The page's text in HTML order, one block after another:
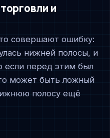
и
совершают ошибку:
нижней полосы, и
если перед этим был
может быть ложный
полосу ещё